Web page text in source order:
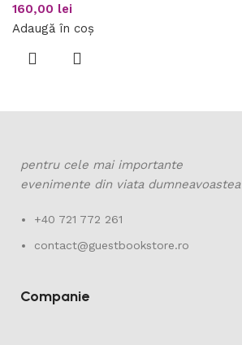
160,00 lei
Adaugă în coș
pentru cele mai importante
evenimente din viata dumneavoastea
+40 721 772 261
contact@guestbookstore.ro
Companie